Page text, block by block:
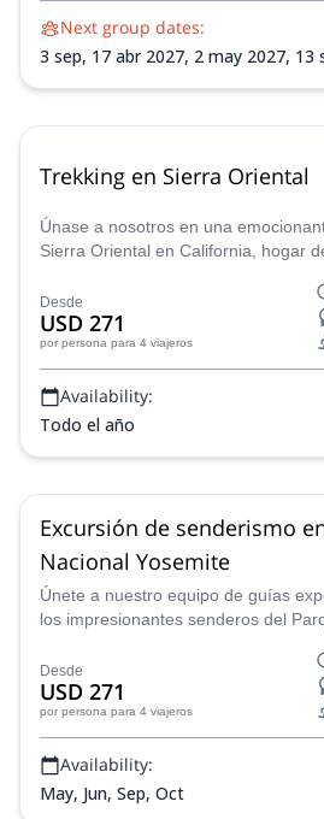
Next group dates:
3 sep, 17 abr 2027, 2 may 2027, 13
Trekking en Sierra Oriental
Únase a nosotros en una
Sierra Oriental en California, hogar
desde 5 a 6 días, llevándote por
prados, cañones y picos de granito.
Desde
USD 271
por persona para 4 viajeros
Availability:
Todo el año
Excursión de senderismo
Nacional Yosemite
Únete a nuestro equipo de guías
los impresionantes senderos del
vasto parque mientras caminas y
su impresionante paisaje e icónicos
como el Pico Vogelsang y la Media
un mochilero experimentado o un
podemos ayudarte a planificar el
senderismo por Yosemite.
Desde
USD 271
por persona para 4 viajeros
Availability:
May, Jun, Sep, Oct